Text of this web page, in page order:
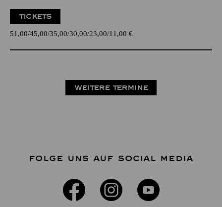
TICKETS
51,00 45,00 35,00 30,00 23,00 11,00 €
WEITERE TERMINE
FOLGE UNS AUF SOCIAL MEDIA